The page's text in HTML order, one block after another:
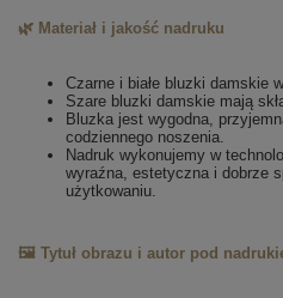
🌿 Materiał i jakość nadruku
Czarne i białe bluzki damskie
Szare bluzki damskie mają
Bluzka jest wygodna,
codziennego noszenia.
Nadruk wykonujemy w
wyraźna, estetyczna i dobrze
użytkowaniu.
🖼️ Tytuł obrazu i autor pod